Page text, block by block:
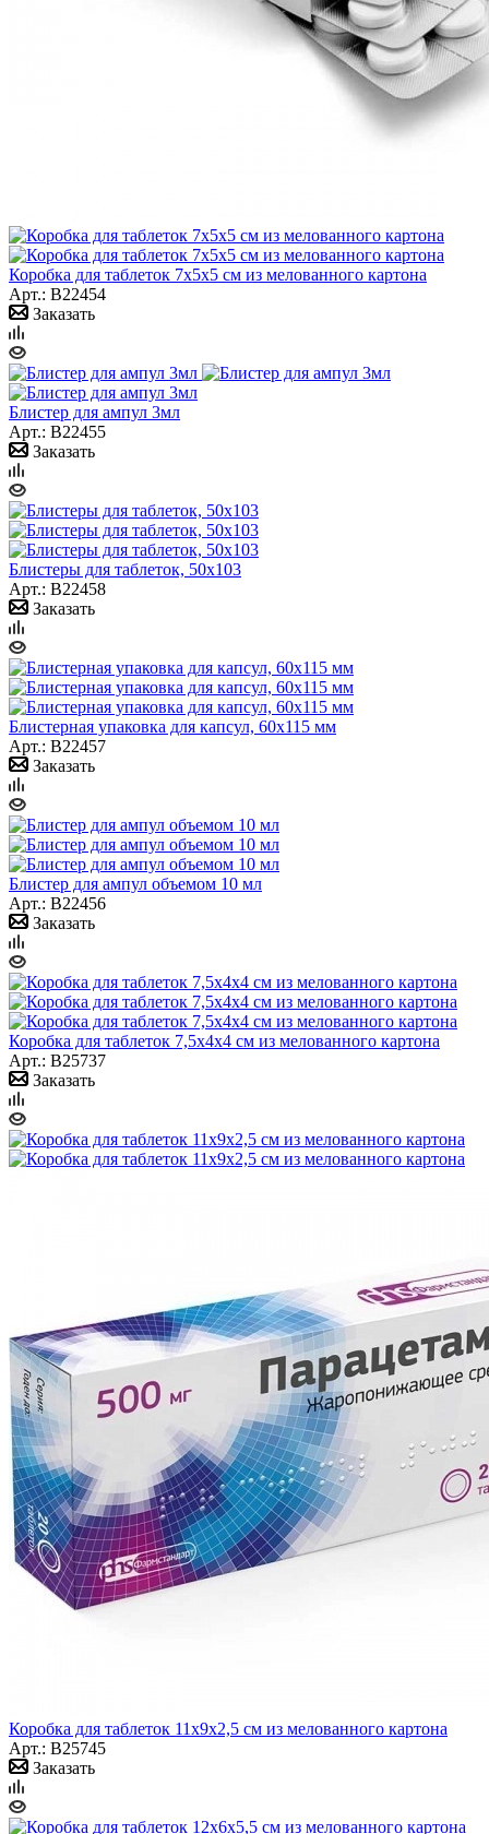
Коробка для таблеток 7х5х5 см из мелованного картона
Арт.: B22454
Заказать
Блистер для ампул 3мл
Арт.: B22455
Заказать
Блистеры для таблеток, 50х103
Арт.: B22458
Заказать
Блистерная упаковка для капсул, 60х115 мм
Арт.: B22457
Заказать
Блистер для ампул объемом 10 мл
Арт.: B22456
Заказать
Коробка для таблеток 7,5х4х4 см из мелованного картона
Арт.: B25737
Заказать
Коробка для таблеток 11х9х2,5 см из мелованного картона
Арт.: B25745
Заказать